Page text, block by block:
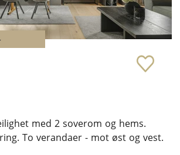
med 2 soverom og hems.
To verandaer - mot øst og vest.